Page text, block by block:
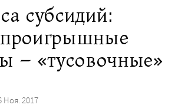
субсидий:
– «тусовочные»
Ноя. 2017